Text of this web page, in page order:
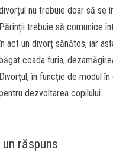
nu trebuie doar să se
Părinții trebuie să comunice
act un divorț sănătos, iar
coada furia,
Divorțul, în funcție de modul
dezvoltarea copilului.
un răspuns